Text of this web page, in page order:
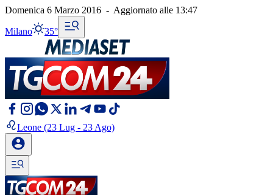
Domenica 6 Marzo 2016 - Aggiornato alle 13:47
Milano 35°
Leone (23 Lug - 23 Ago)